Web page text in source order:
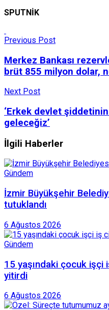
SPUTNİK
Previous Post
Merkez Bankası
brüt 855 milyon dolar,
Next Post
‘Erkek devlet
geleceğiz’
İlgili Haberler
Gündem
İzmir Büyükşehir
tutuklandı
6 Ağustos 2026
Gündem
15 yaşındaki çocuk işçi
yitirdi
6 Ağustos 2026